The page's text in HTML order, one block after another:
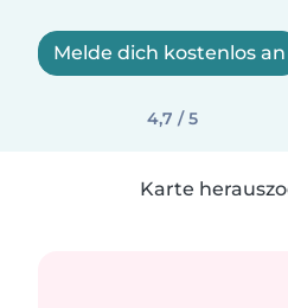
Melde dich kostenlos an
4,7 / 5
Karte